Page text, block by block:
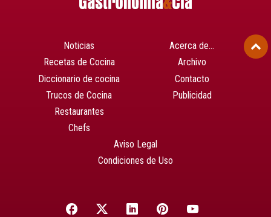
Noticias
Recetas de Cocina
Diccionario de cocina
Trucos de Cocina
Restaurantes
Chefs
Acerca de…
Archivo
Contacto
Publicidad
Aviso Legal
Condiciones de Uso